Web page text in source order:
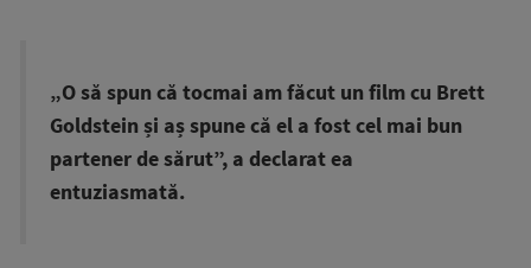
„O să spun că tocmai am făcut un film cu Brett
Goldstein și aș spune că el a fost cel mai bun
partener de sărut”, a declarat ea
entuziasmată.